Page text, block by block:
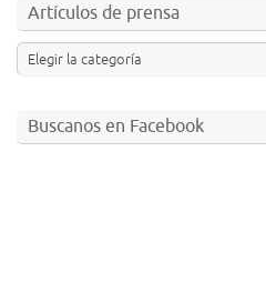
Artículos de prensa
Buscanos en Facebook